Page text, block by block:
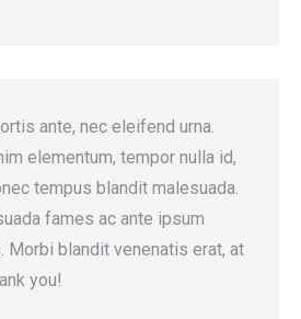
ante, nec eleifend urna.
elementum, tempor nulla id,
tempus blandit malesuada.
fames ac ante ipsum
Morbi blandit venenatis erat, at
you!